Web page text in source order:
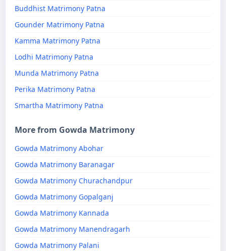
Buddhist Matrimony Patna
Gounder Matrimony Patna
Kamma Matrimony Patna
Lodhi Matrimony Patna
Munda Matrimony Patna
Perika Matrimony Patna
Smartha Matrimony Patna
More from Gowda Matrimony
Gowda Matrimony Abohar
Gowda Matrimony Baranagar
Gowda Matrimony Churachandpur
Gowda Matrimony Gopalganj
Gowda Matrimony Kannada
Gowda Matrimony Manendragarh
Gowda Matrimony Palani